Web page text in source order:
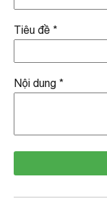
Tiêu đề *
Nội dung *